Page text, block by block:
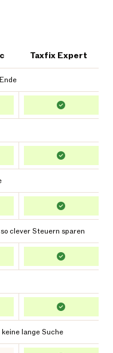
Taxfix Expert
clever Steuern sparen
lange Suche